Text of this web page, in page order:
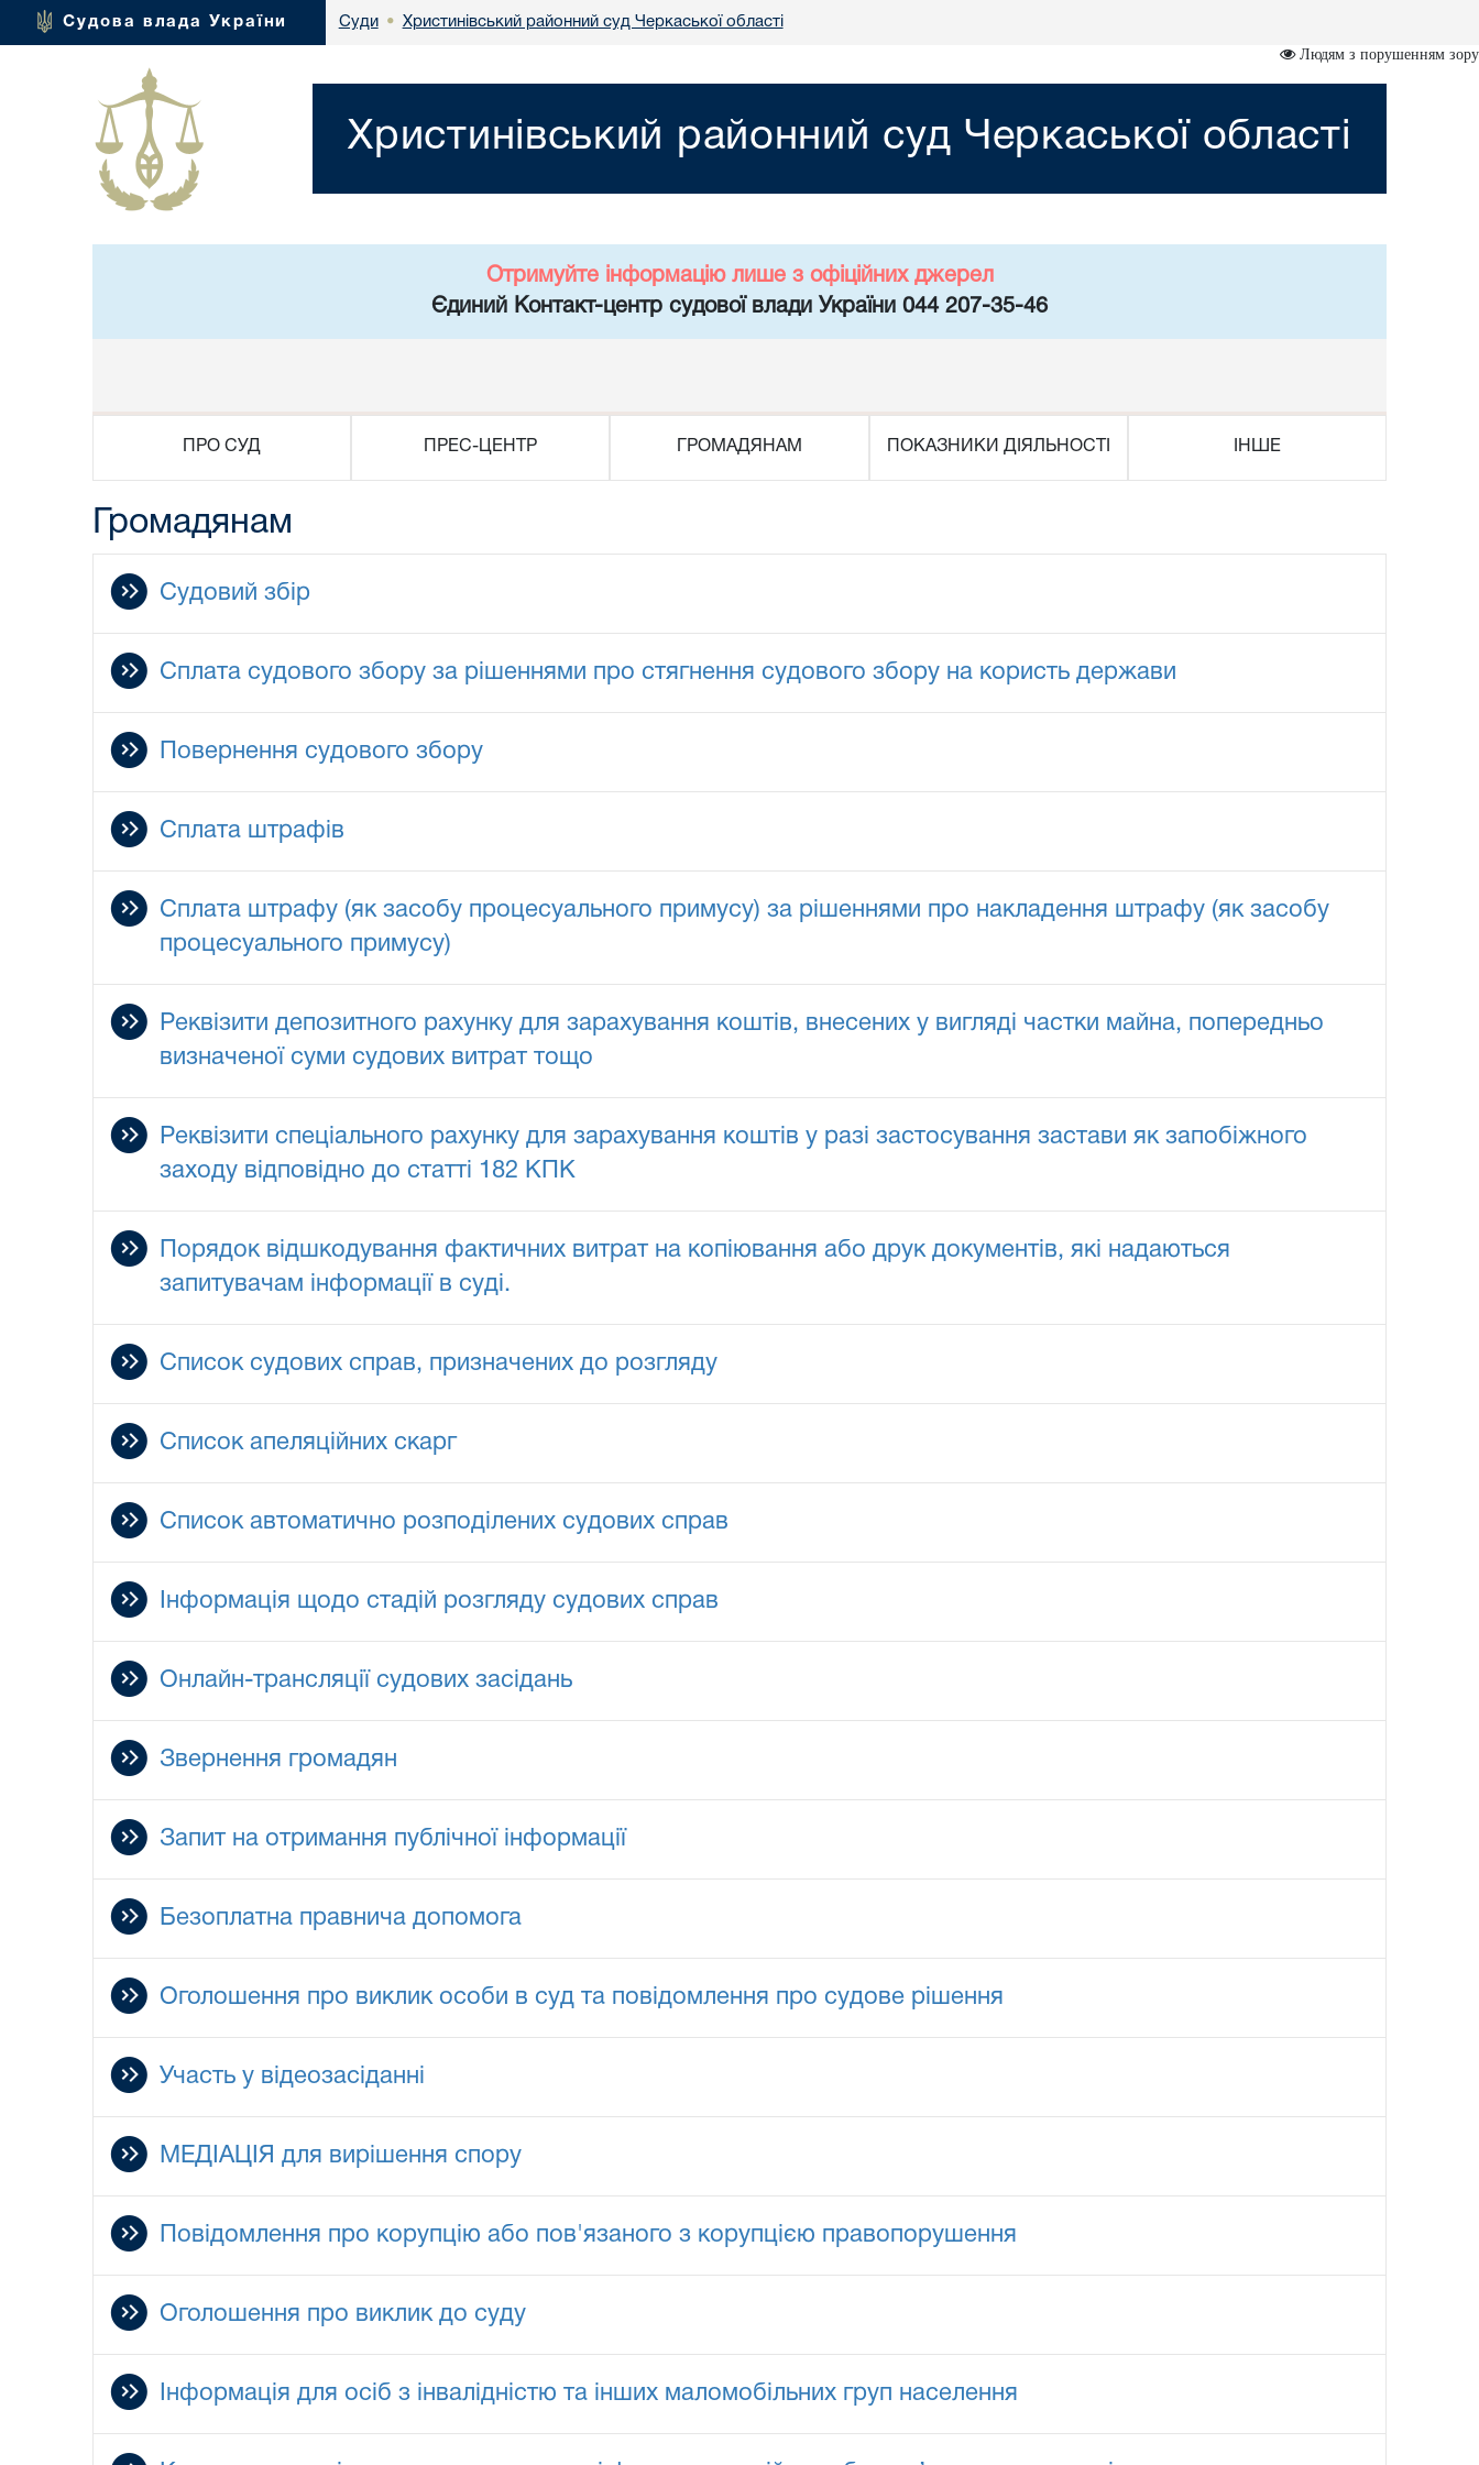
Судова влада України Суди • Христинівський районний суд Черкаської області
Людям з порушенням зору
Христинівський районний суд Черкаської області
Отримуйте інформацію лише з офіційних джерел
Єдиний Контакт-центр судової влади України 044 207-35-46
ПРО СУД ПРЕС-ЦЕНТР ГРОМАДЯНАМ ПОКАЗНИКИ ДІЯЛЬНОСТІ ІНШЕ
Громадянам
Судовий збір
Сплата судового збору за рішеннями про стягнення судового збору на користь держави
Повернення судового збору
Сплата штрафів
Сплата штрафу (як засобу процесуального примусу) за рішеннями про накладення штрафу (як засобу
процесуального примусу)
Реквізити депозитного рахунку для зарахування коштів, внесених у вигляді частки майна, попередньо
визначеної суми судових витрат тощо
Реквізити спеціального рахунку для зарахування коштів у разі застосування застави як запобіжного
заходу відповідно до статті 182 КПК
Порядок відшкодування фактичних витрат на копіювання або друк документів, які надаються
запитувачам інформації в суді.
Список судових справ, призначених до розгляду
Список апеляційних скарг
Список автоматично розподілених судових справ
Інформація щодо стадій розгляду судових справ
Онлайн-трансляції судових засідань
Звернення громадян
Запит на отримання публічної інформації
Безоплатна правнича допомога
Оголошення про виклик особи в суд та повідомлення про судове рішення
Участь у відеозасіданні
МЕДІАЦІЯ для вирішення спору
Повідомлення про корупцію або пов'язаного з корупцією правопорушення
Оголошення про виклик до суду
Інформація для осіб з інвалідністю та інших маломобільних груп населення